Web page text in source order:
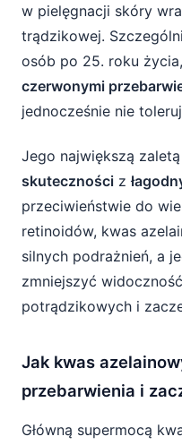
w pielęgnacji skóry
trądzikowej.
osób po 25. roku
czerwonymi
jednocześnie nie
Jego największą
skuteczności z
przeciwieństwie do
retinoidów, kwas
silnych podrażnień, a
zmniejszyć
potrądzikowych i
Jak kwas
przebarwienia i
Główną supermocą